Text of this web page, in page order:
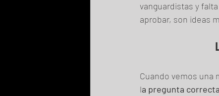
vanguardistas y
aprobar, son ideas
Cuando vemos una
la pregunta